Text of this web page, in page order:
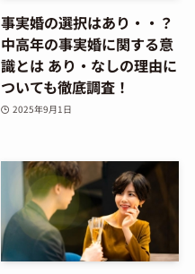
事実婚の選択はあり・・？
中高年の事実婚に関する意
識とは あり・なしの理由に
ついても徹底調査！
2025年9月1日